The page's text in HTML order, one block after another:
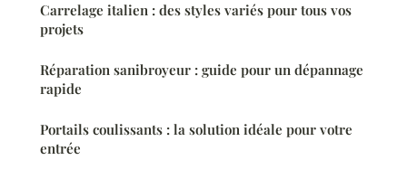
Carrelage italien : des styles variés pour tous vos
projets
Réparation sanibroyeur : guide pour un dépannage
rapide
Portails coulissants : la solution idéale pour votre
entrée